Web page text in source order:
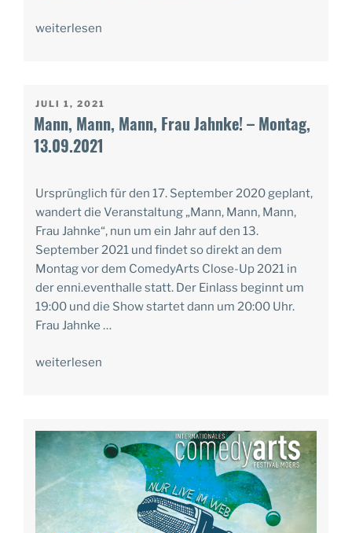
weiterlesen
VERÖFFENTLICHT
AM
JULI 1, 2021
Mann, Mann, Mann, Frau Jahnke! – Montag,
13.09.2021
Ursprünglich für den 17. September 2020 geplant,
wandert die Veranstaltung „Mann, Mann, Mann,
Frau Jahnke“, nun um ein Jahr auf den 13.
September 2021 und findet so direkt an dem
Montag vor dem ComedyArts Close-Up 2021 in
der enni.eventhalle statt. Der Einlass beginnt um
19:00 und die Show startet dann um 20:00 Uhr.
Frau Jahnke …
weiterlesen